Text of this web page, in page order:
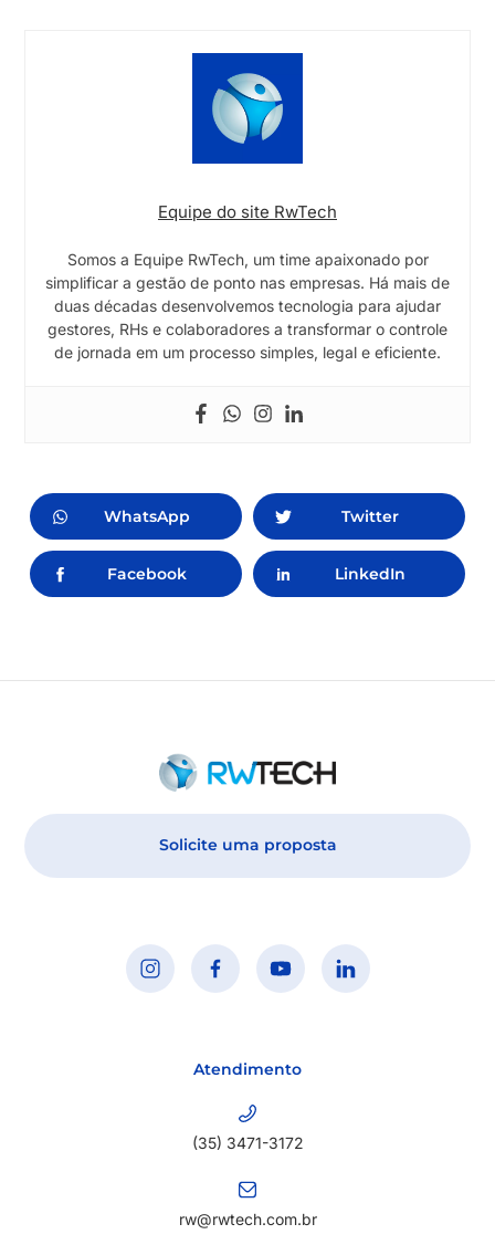
Equipe do site RwTech
Somos a Equipe RwTech, um time apaixonado por
simplificar a gestão de ponto nas empresas. Há mais de
duas décadas desenvolvemos tecnologia para ajudar
gestores, RHs e colaboradores a transformar o controle
de jornada em um processo simples, legal e eficiente.
WhatsApp Twitter
Facebook LinkedIn
Solicite uma proposta
Atendimento
(35) 3471-3172
rw@rwtech.com.br